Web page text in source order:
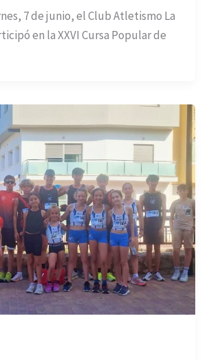
7 de junio, el Club Atletismo La
en la XXVI Cursa Popular de